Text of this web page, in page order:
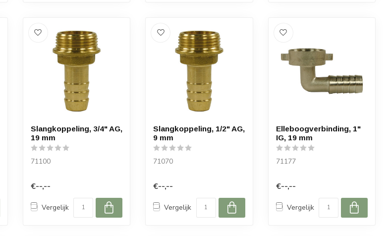
Slangkoppeling, 3/4" AG,
19 mm
71100
€--,--
Vergelijk
Slangkoppeling, 1/2" AG,
9 mm
71070
€--,--
Vergelijk
Elleboogverbinding, 1"
IG, 19 mm
71177
€--,--
Vergelijk